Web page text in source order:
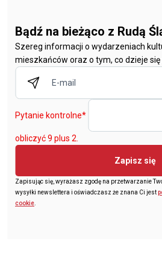
Bądź na bieżąco z Rudą
Szereg informacji o wydarzeniach
mieszkańców oraz o tym, co dzieje
Pytanie kontrolne*
obliczyć 9 plus 2.
Zapisz się
Zapisując się, wyrażasz zgodę na przetwarzanie
wysyłki newslettera i oświadczasz że znana Ci jest
cookie.